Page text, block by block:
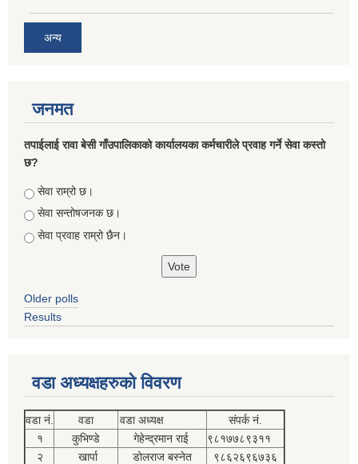
अन्य
जनमत
तपाईलाई रावा बेसी गाँउपालिकाको कार्यालयका कर्मचारीले प्रवाह गर्ने सेवा कस्तो
छ?
Choices
सेवा राम्रो छ।
सेवा सन्तोषजनक छ।
सेवा प्रवाह राम्रो छैन।
Older polls
Results
वडा अध्यक्षहरुको विवरण
वडा नं. वडा वडा अध्यक्ष
संपर्क नं.
१
कुभिण्डे गेहेन्द्रमान राई
९८१७७८९३११
२
खार्पा डोलराज बस्नेत
९८६२६९६७३६